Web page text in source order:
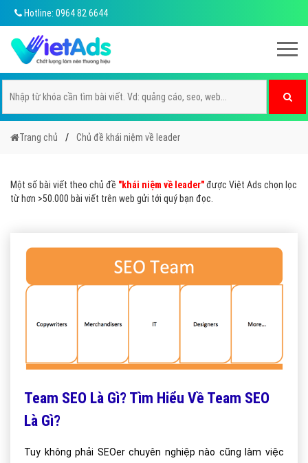
Hotline: 0964 82 6644
Trang chủ Chủ đề khái niệm về leader
Một số bài viết theo chủ đề "khái niệm về leader"được Việt Ads chọn lọc
từ hơn >50.000 bài viết trên web gửi tới quý bạn đọc.
Team SEO Là Gì? Tìm Hiểu Về Team SEO
Là Gì?
Tuy không phải SEOer chuyên nghiệp nào cũng làm việc